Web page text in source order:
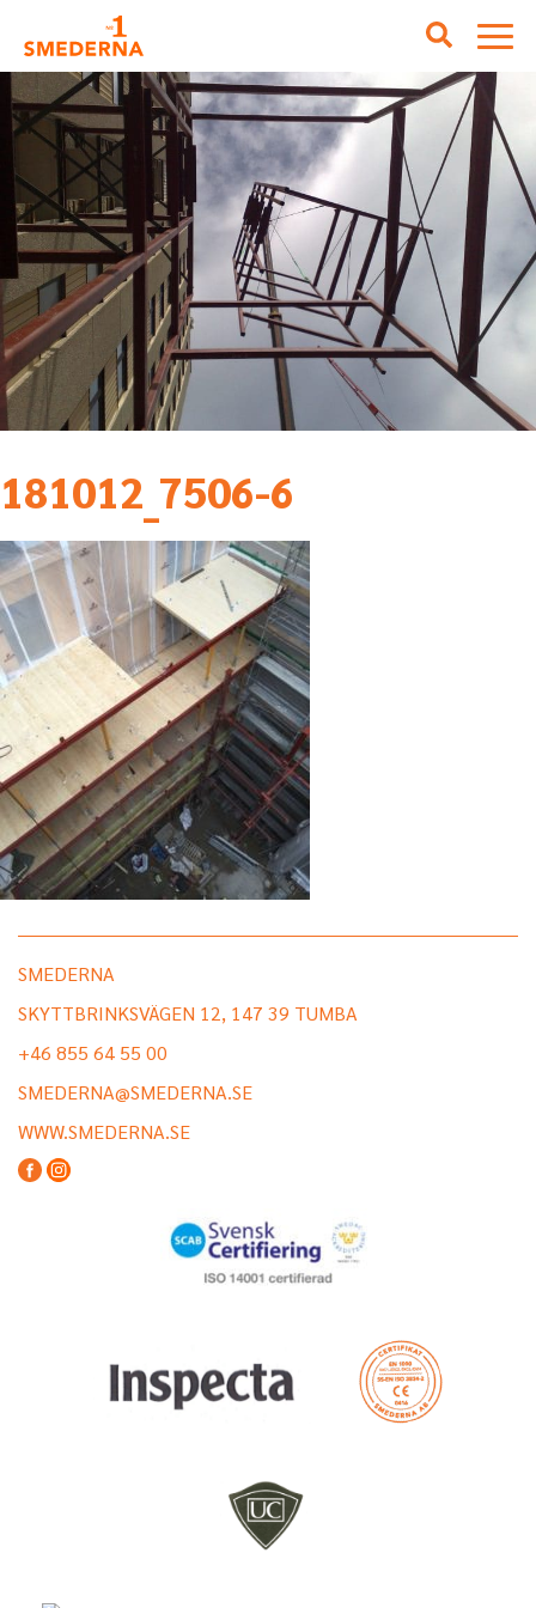
181012_7506-6
SMEDERNA
SKYTTBRINKSVÄGEN 12, 147 39 TUMBA
+46 855 64 55 00
SMEDERNA@SMEDERNA.SE
WWW.SMEDERNA.SE